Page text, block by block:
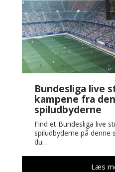
Bundesliga live
kampene fra
spiludbyderne
Find et Bundesliga live
spiludbyderne på denne
du…
Læs